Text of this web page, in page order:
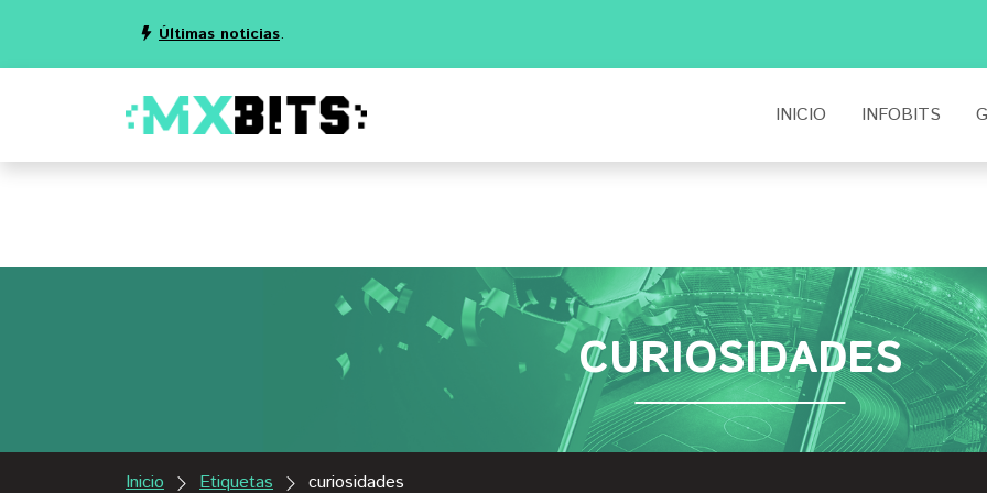
Últimas noticias.
INICIO INFOBITS
CURIOSIDADES
Inicio Etiquetas curiosidades